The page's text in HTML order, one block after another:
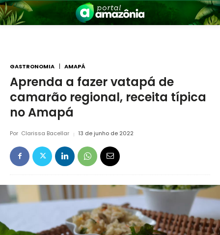
Amazônia
GASTRONOMIA AMAPÁ
Aprenda a fazer vatapá de
camarão regional, receita típica
no Amapá
Por Clarissa Bacellar 13 de junho de 2022